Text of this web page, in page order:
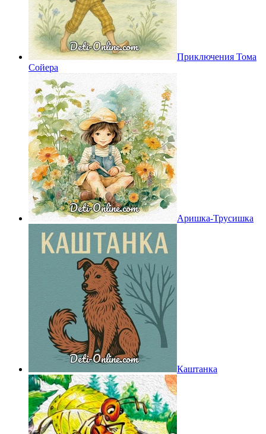
Приключения Тома
Сойера
Аришка-Трусишка
Каштанка